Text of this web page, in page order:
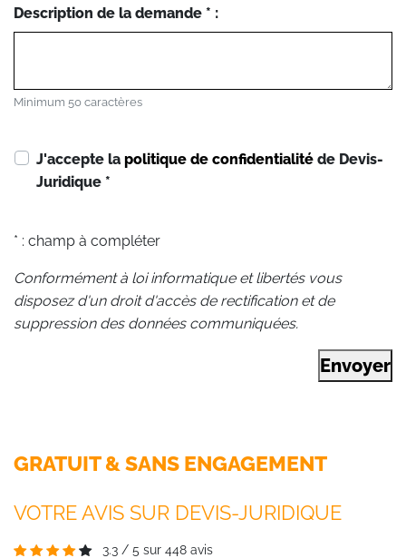
Description de la demande * :
Minimum 50 caractères
J'accepte la politique de confidentialité de Devis-
Juridique *
* : champ à compléter
Conformément à loi informatique et libertés vous
disposez d'un droit d'accès de rectification et de
suppression des données communiquées.
Envoyer
GRATUIT & SANS ENGAGEMENT
VOTRE AVIS SUR DEVIS-JURIDIQUE
3.3 / 5 sur 448 avis